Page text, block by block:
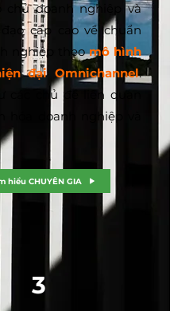
doanh nghiệp và
cấp cao về chuẩn
nghiệp theomô hình
đại Omnichannel.
các chủ đề liên quan
hóa doanh nghiệp và
hiểu CHUYÊN GIA
3